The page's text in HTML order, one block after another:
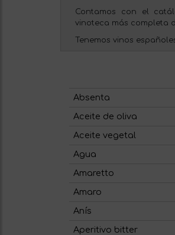
Contamos con el
vinoteca más completa
Tenemos vinos
Absenta
Aceite de oliva
Aceite vegetal
Agua
Amaretto
Amaro
Anís
Aperitivo bitter